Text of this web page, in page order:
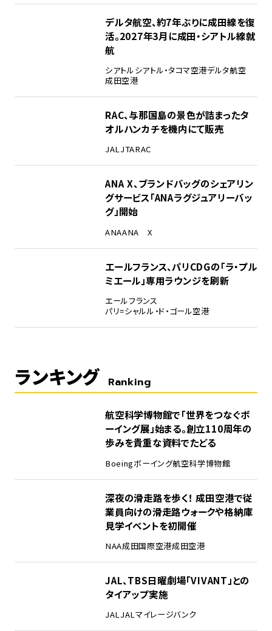
デルタ航空、約7年ぶりに成田線を復
活。2027年3月に成田・シアトル線就
航
シアトルシアトル・タコマ空港デルタ航空
成田空港
RAC、与那国島の景色が詰まったタ
オルハンカチを機内にて販売
JALJTARAC
ANA X、ブランドバッグのシェアリン
グサービス「ANAラグジュアリーバッ
グ」開始
ANAANA X
エールフランス、パリCDGの「ラ・プル
ミエール」専用ラウンジを刷新
エールフランス
パリ=シャルル・ド・ゴール空港
ランキング Ranking
航空科学博物館で「世界をつなぐボ
ーイング展」始まる。創立110周年の
歩みを貴重な資料でたどる
Boeingボーイング航空科学博物館
深夜の滑走路を歩く！ 成田空港で従
業員向けの滑走路ウォークや格納庫
見学イベントを初開催
NAA成田国際空港成田空港
JAL、TBS日曜劇場「VIVANT」との
タイアップ実施
JALJALマイレージバンク